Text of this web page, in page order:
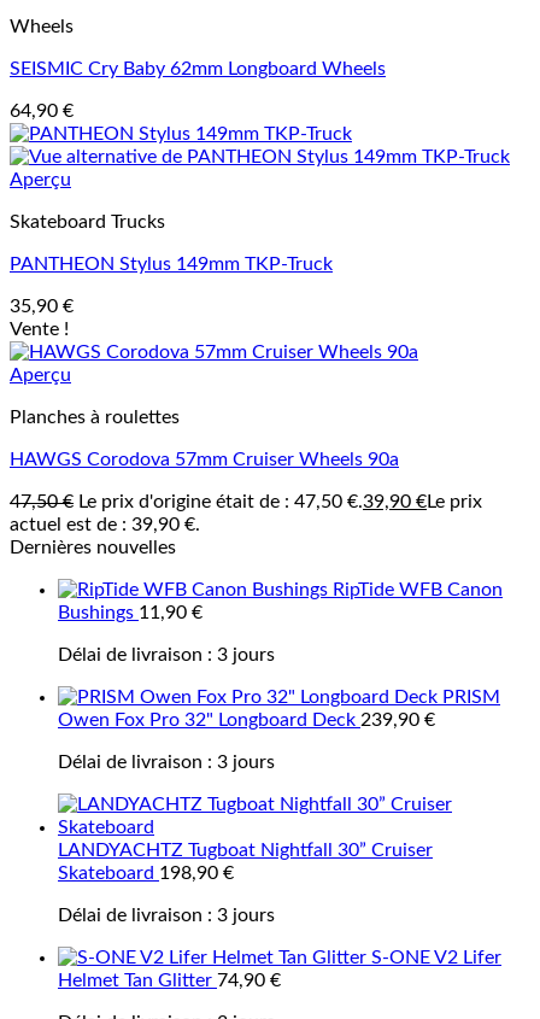
Wheels
SEISMIC Cry Baby 62mm Longboard Wheels
64,90 €
Aperçu
Skateboard Trucks
PANTHEON Stylus 149mm TKP-Truck
35,90 €
Vente !
Aperçu
Planches à roulettes
HAWGS Corodova 57mm Cruiser Wheels 90a
47,50€ Le prix d'origine était de : 47,50 €.39,90 €Le prix
actuel est de : 39,90 €.
Dernières nouvelles
RipTide WFB Canon
Bushings 11,90 €
Délai de livraison : 3 jours
PRISM
Owen Fox Pro 32" Longboard Deck 239,90 €
Délai de livraison : 3 jours
LANDYACHTZ Tugboat Nightfall 30” Cruiser
Skateboard 198,90 €
Délai de livraison : 3 jours
S-ONE V2 Lifer
Helmet Tan Glitter 74,90 €